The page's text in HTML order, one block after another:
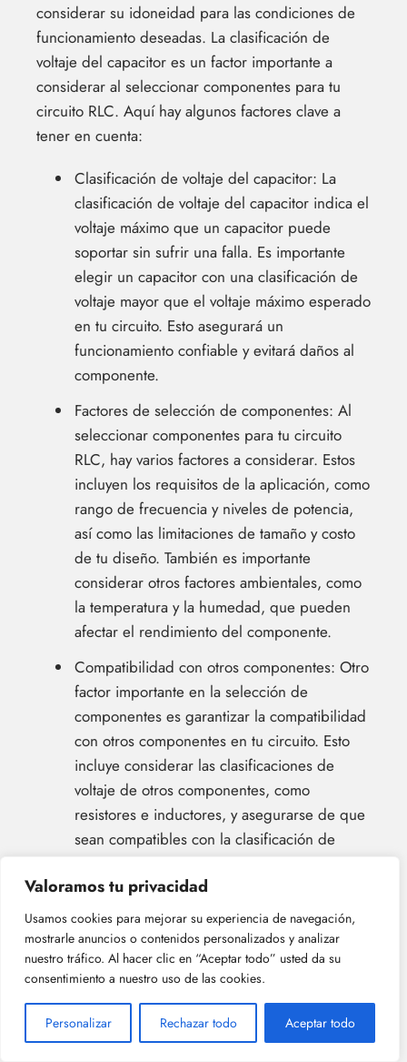
Valoramos tu privacidad
Usamos cookies para mejorar su experiencia de navegación,
mostrarle anuncios o contenidos personalizados y analizar
nuestro tráfico. Al hacer clic en “Aceptar todo” usted da su
consentimiento a nuestro uso de las cookies.
Personalizar Rechazar todo Aceptar todo
considerar su idoneidad para las condiciones de
funcionamiento deseadas. La clasificación de
voltaje del capacitor es un factor importante a
considerar al seleccionar componentes para tu
circuito RLC. Aquí hay algunos factores clave a
tener en cuenta:
Clasificación de voltaje del capacitor: La
clasificación de voltaje del capacitor indica el
voltaje máximo que un capacitor puede
soportar sin sufrir una falla. Es importante
elegir un capacitor con una clasificación de
voltaje mayor que el voltaje máximo esperado
en tu circuito. Esto asegurará un
funcionamiento confiable y evitará daños al
componente.
Factores de selección de componentes: Al
seleccionar componentes para tu circuito
RLC, hay varios factores a considerar. Estos
incluyen los requisitos de la aplicación, como
rango de frecuencia y niveles de potencia,
así como las limitaciones de tamaño y costo
de tu diseño. También es importante
considerar otros factores ambientales, como
la temperatura y la humedad, que pueden
afectar el rendimiento del componente.
Compatibilidad con otros componentes: Otro
factor importante en la selección de
componentes es garantizar la compatibilidad
con otros componentes en tu circuito. Esto
incluye considerar las clasificaciones de
voltaje de otros componentes, como
resistores e inductores, y asegurarse de que
sean compatibles con la clasificación de
voltaje del capacitor elegido.
Adaptación de impedancia:
Encontrar la combinación
óptima de componentes para
circuitos RLC